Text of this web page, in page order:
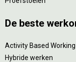
De beste
Activity Based Working
Hybride werken